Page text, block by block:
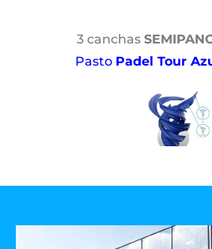
3 canchas
Pasto Padel Tour